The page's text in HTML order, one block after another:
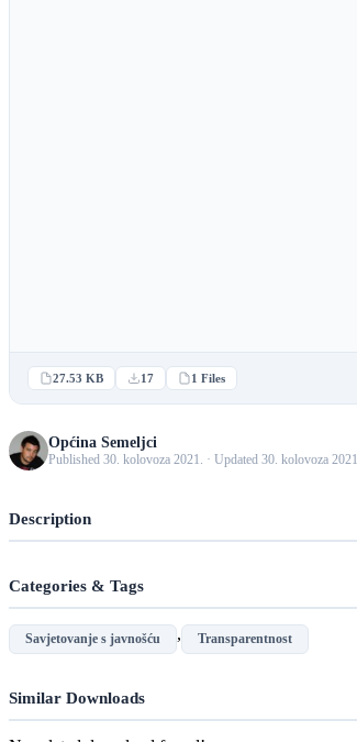
27.53 KB 17 1 Files
Općina Semeljci
Published 30. kolovoza 2021. · Updated 30. kolovoza 2021.
Description
Categories & Tags
Savjetovanje s javnošću , Transparentnost
Similar Downloads